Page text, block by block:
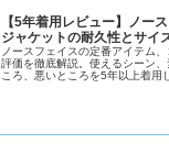
【5年着用レビュー】ノー
ジャケットの耐久性とサイ
ノースフェイスの定番アイテム
評価を徹底解説。使えるシーン
ころ、悪いところを5年以上着用